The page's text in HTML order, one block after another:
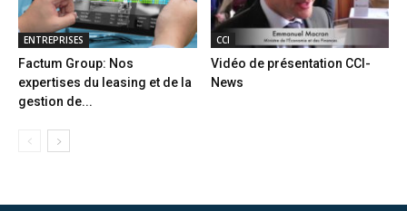
ENTREPRISES
Factum Group: Nos
expertises du leasing et de la
gestion de...
CCI
Vidéo de présentation CCI-
News